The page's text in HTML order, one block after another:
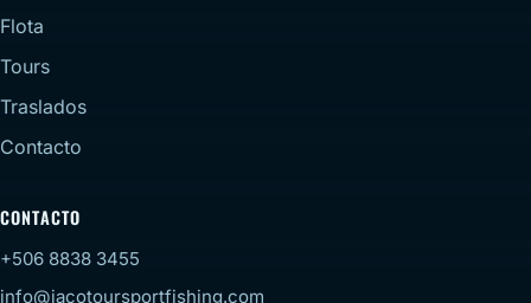
Flota
Tours
Traslados
Contacto
CONTACTO
+506 8838 3455
info@jacotoursportfishing.com